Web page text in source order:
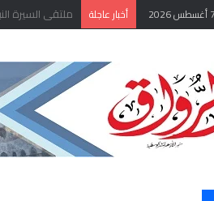
أخبار عاجلة الشيخ أيمن عبد